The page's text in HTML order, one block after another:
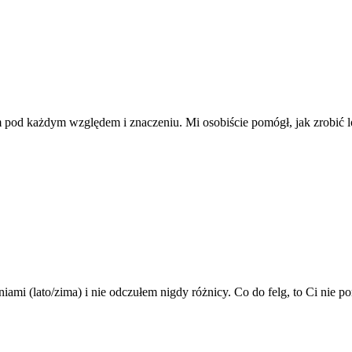
każdym względem i znaczeniu. Mi osobiście pomógł, jak zrobić
(lato/zima) i nie odczułem nigdy różnicy. Co do felg, to Ci nie